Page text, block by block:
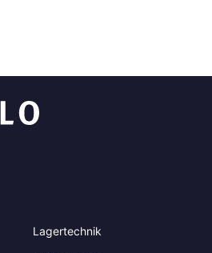
Lagertechnik